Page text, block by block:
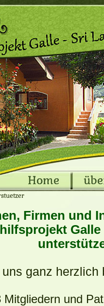
Home
Firmen und
Galle
ganz herzlich
Mitgliedern und